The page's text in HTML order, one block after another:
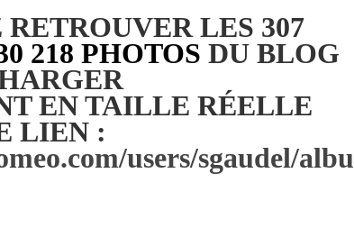
LES 307
218 PHOTOS DU BLOG
EN TAILLE RÉELLE
LIEN :
users/sgaudel/albu